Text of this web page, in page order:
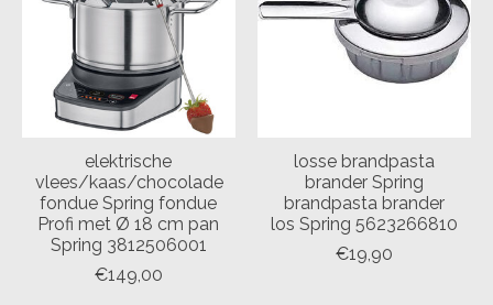
elektrische
vlees/kaas/chocolade
fondue Spring fondue
Profi met Ø 18 cm pan
Spring 3812506001
€149,00
losse brandpasta
brander Spring
brandpasta brander
los Spring 5623266810
€19,90